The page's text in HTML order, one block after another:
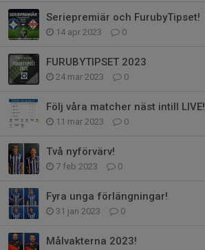
Seriepremiär och FurubyTipset!
14 apr 2023 0
FURUBYTIPSET 2023
24 mar 2023 0
Följ våra matcher näst intill LIVE!
11 mar 2023 0
Två nyförvärv!
7 feb 2023 0
Fyra unga förlängningar!
31 jan 2023 0
Målvakterna 2023!